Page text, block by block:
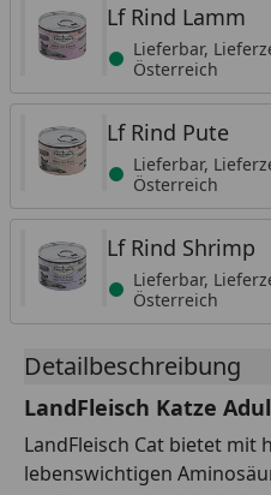
Lf Rind Lamm
Lieferbar,
Österreich
Lf Rind Pute
Lieferbar,
Österreich
Lf Rind Shrimp
Lieferbar,
Österreich
Detailbeschreibung
LandFleisch Katze
LandFleisch Cat bietet mit
lebenswichtigen